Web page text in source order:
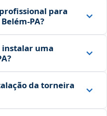
para
uma
da torneira